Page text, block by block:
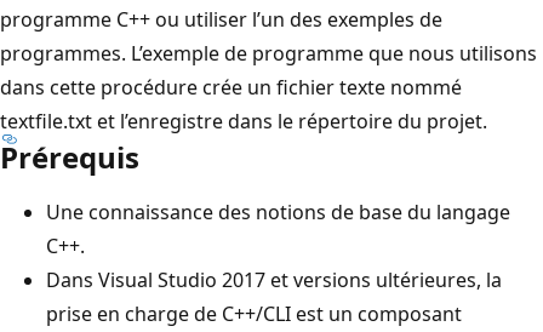
programme C++ ou utiliser l’un des exemples de
programmes. L’exemple de programme que nous utilisons
dans cette procédure crée un fichier texte nommé
textfile.txt et l’enregistre dans le répertoire du projet.
Prérequis
Une connaissance des notions de base du langage
C++.
Dans Visual Studio 2017 et versions ultérieures, la
prise en charge de C++/CLI est un composant